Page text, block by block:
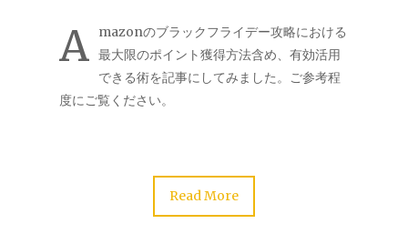
A
mazonのブラックフライデー攻略における
最大限のポイント獲得方法含め、有効活用
できる術を記事にしてみました。ご参考程
度にご覧ください。
Read More